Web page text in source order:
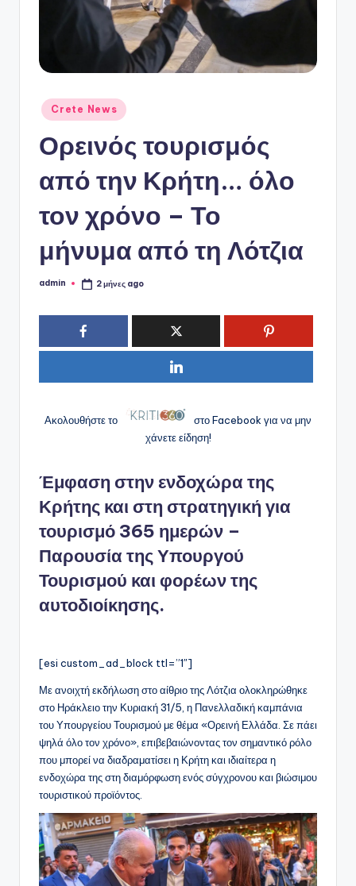
Αναρτήθηκε
σε
Crete News
Ορεινός τουρισμός
από την Κρήτη… όλο
τον χρόνο – Το
μήνυμα από τη Λότζια
Συγγραφέας:
admin 2 μήνες ago
Ακολουθήστε το
στο Facebook για να μην
χάνετε είδηση!
Έμφαση στην ενδοχώρα της
Κρήτης και στη στρατηγική για
τουρισμό 365 ημερών –
Παρουσία της Υπουργού
Τουρισμού και φορέων της
αυτοδιοίκησης.
[esi custom_ad_block ttl=”1″]
Με ανοιχτή εκδήλωση στο αίθριο της Λότζια ολοκληρώθηκε
στο Ηράκλειο την Κυριακή 31/5, η Πανελλαδική καμπάνια
του Υπουργείου Τουρισμού με θέμα «Ορεινή Ελλάδα. Σε πάει
ψηλά όλο τον χρόνο», επιβεβαιώνοντας τον σημαντικό ρόλο
που μπορεί να διαδραματίσει η Κρήτη και ιδιαίτερα η
ενδοχώρα της στη διαμόρφωση ενός σύγχρονου και βιώσιμου
τουριστικού προϊόντος.